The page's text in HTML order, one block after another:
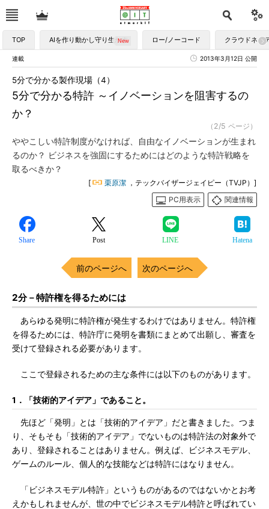
TOP AIを作り動かし守り生かす ロー/ノーコード クラウドネイ
連載 2013年3月12日 公開
5分で分かる特許 ～イノベーションを阻害するの
か？
5分で分かる製作現場（4）
（2/5 ページ）
ややこしい特許制度がなければ、自由なイノベーションが生まれ
るのか？ ビジネスを強固にするためにはどのような特許戦略を
取るべきか？
[ 栗原潔 ，テックバイザージェイピー（TVJP）]
PC用表示
関連情報
Share Post LINE Hatena
前のページへ 次のページへ
2分－特許権を得るためには
あらゆる発明に特許権が発生するわけではありません。特許権
を得るためには、特許庁に発明を書類にまとめて出願し、審査を
受けて登録される必要があります。
ここで登録されるための主な条件には以下のものがあります。
1．「技術的アイデア」であること。
先ほど「発明」とは「技術的アイデア」だと書きました。つま
り、そもそも「技術的アイデア」でないものは特許法の対象外で
あり、登録されることはありません。例えば、ビジネスモデル、
ゲームのルール、個人的な技能などは特許にはなりません。
「ビジネスモデル特許」というものがあるのではないかとお考
えかもしれませんが、世の中でビジネスモデル特許と呼ばれてい